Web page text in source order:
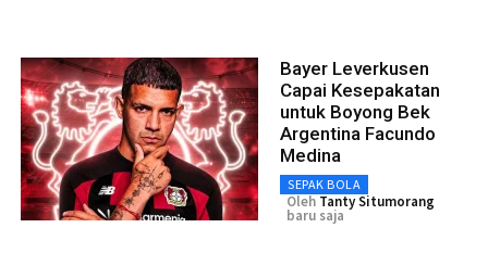
Bayer Leverkusen
Capai Kesepakatan
untuk Boyong Bek
Argentina Facundo
Medina
SEPAK BOLA
Oleh Tanty Situmorang
baru saja